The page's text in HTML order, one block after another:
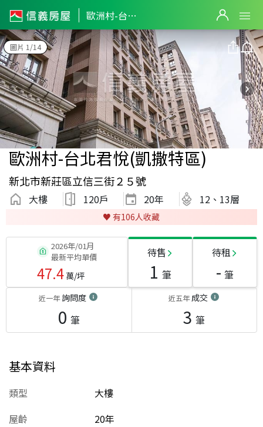
歐洲村-台北君悅(凱撒特區)
圖片 1/14
歐洲村-台北君悅(凱撒特區)
新北市新莊區立信三街２５號
大樓 120戶 20年 12、13層
♥️ 有106人收藏
2026年/01月
最新平均單價
47.4萬/坪
待售
1 筆
待租
- 筆
近一年詢問度
0 筆
近五年成交
3 筆
基本資料
類型
大樓
屋齡
20年